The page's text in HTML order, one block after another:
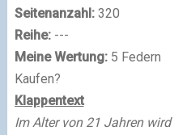
Seitenanzahl: 320
Reihe: ---
Meine Wertung: 5 Federn
Kaufen?
Klappentext
Im Alter von 21 Jahren